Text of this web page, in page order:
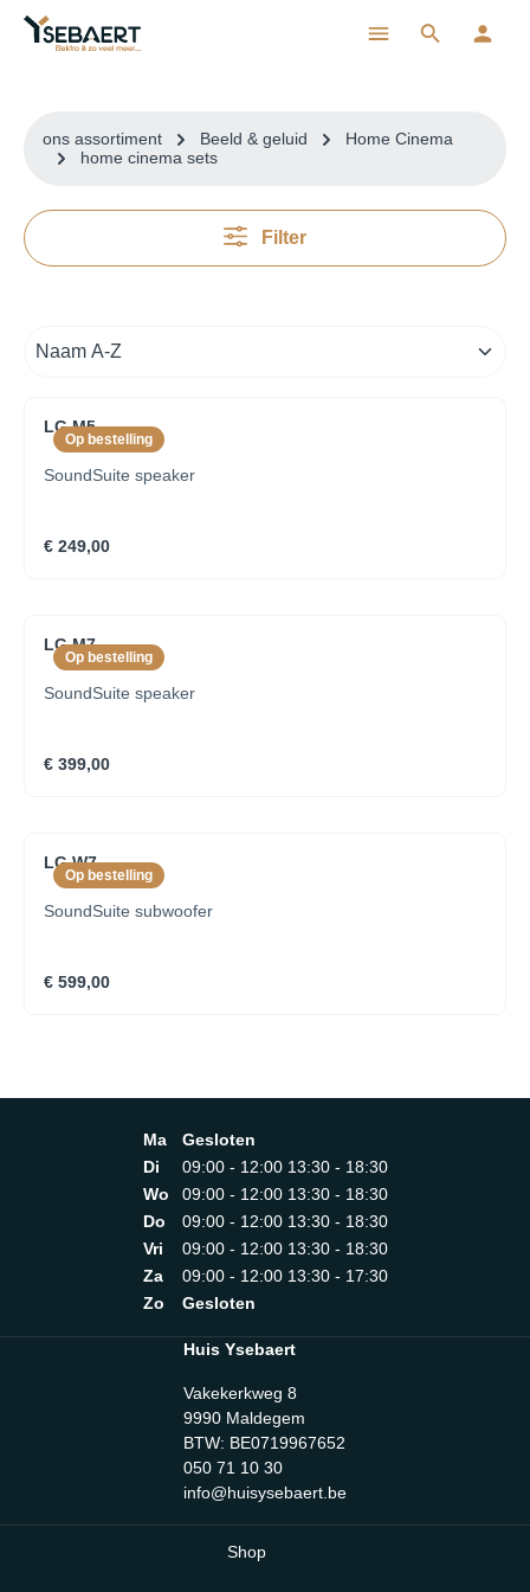
ons assortiment Beeld & geluid
Home Cinema
home cinema sets
Filter
Op bestelling
LG M5
SoundSuite speaker
€ 249,00
Op bestelling
LG M7
SoundSuite speaker
€ 399,00
Op bestelling
LG W7
SoundSuite subwoofer
€ 599,00
Ma
Gesloten
Di
09:00 - 12:00 13:30 - 18:30
Wo
09:00 - 12:00 13:30 - 18:30
Do
09:00 - 12:00 13:30 - 18:30
Vri
09:00 - 12:00 13:30 - 18:30
Za
09:00 - 12:00 13:30 - 17:30
Zo
Gesloten
Huis Ysebaert
Vakekerkweg 8
9990 Maldegem
BTW: BE0719967652
050 71 10 30
info@huisysebaert.be
Shop